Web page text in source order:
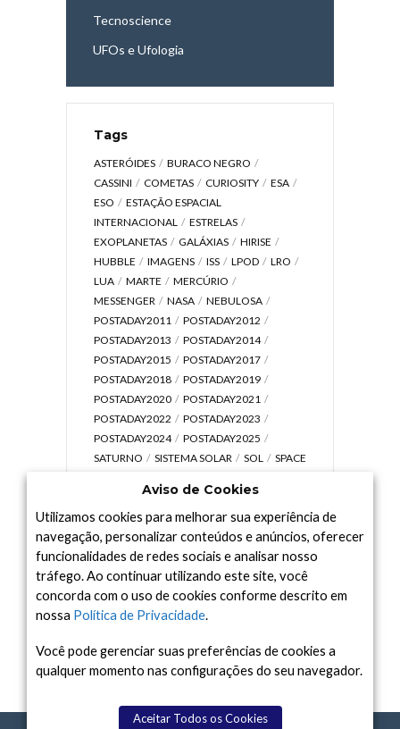
Tecnoscience
UFOs e Ufologia
Tags
ASTERÓIDES
BURACO NEGRO
CASSINI
COMETAS CURIOSITY
ESA
ESO
ESTAÇÃO ESPACIAL
INTERNACIONAL
ESTRELAS
EXOPLANETAS
GALÁXIAS
HIRISE
HUBBLE
IMAGENS ISS LPOD
LRO
LUA
MARTE
MERCÚRIO
MESSENGER
NASA
NEBULOSA
POSTADAY2011
POSTADAY2012
POSTADAY2013
POSTADAY2014
POSTADAY2015
POSTADAY2017
POSTADAY2018
POSTADAY2019
POSTADAY2020
POSTADAY2021
POSTADAY2022
POSTADAY2023
POSTADAY2024
POSTADAY2025
SATURNO
SISTEMA SOLAR SOL
SPACE
UNIVERSO
VÍDEO
Arquivo
Arquivo
Aviso de Cookies
Utilizamos cookies para melhorar sua experiência de
navegação, personalizar conteúdos e anúncios, oferecer
funcionalidades de redes sociais e analisar nosso
tráfego. Ao continuar utilizando este site, você
concorda com o uso de cookies conforme descrito em
nossa Política de Privacidade.
Você pode gerenciar suas preferências de cookies a
qualquer momento nas configurações do seu navegador.
Aceitar Todos os Cookies